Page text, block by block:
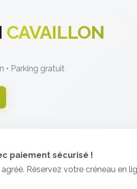
CAVAILLON
• Parking gratuit
paiement sécurisé !
Réservez votre créneau en